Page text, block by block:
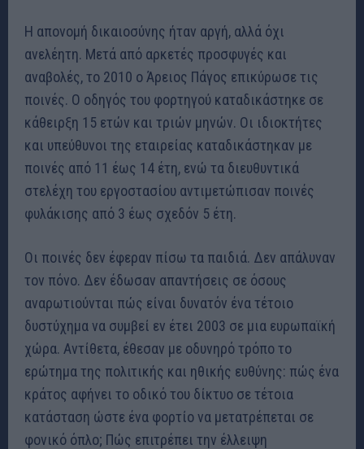
Η απονομή δικαιοσύνης ήταν αργή, αλλά όχι
ανελέητη. Μετά από αρκετές προσφυγές και
αναβολές, το 2010 ο Άρειος Πάγος επικύρωσε τις
ποινές. Ο οδηγός του φορτηγού καταδικάστηκε σε
κάθειρξη 15 ετών και τριών μηνών. Οι ιδιοκτήτες
και υπεύθυνοι της εταιρείας καταδικάστηκαν με
ποινές από 11 έως 14 έτη, ενώ τα διευθυντικά
στελέχη του εργοστασίου αντιμετώπισαν ποινές
φυλάκισης από 3 έως σχεδόν 5 έτη.
Οι ποινές δεν έφεραν πίσω τα παιδιά. Δεν απάλυναν
τον πόνο. Δεν έδωσαν απαντήσεις σε όσους
αναρωτιούνται πώς είναι δυνατόν ένα τέτοιο
δυστύχημα να συμβεί εν έτει 2003 σε μια ευρωπαϊκή
χώρα. Αντίθετα, έθεσαν με οδυνηρό τρόπο το
ερώτημα της πολιτικής και ηθικής ευθύνης: πώς ένα
κράτος αφήνει το οδικό του δίκτυο σε τέτοια
κατάσταση ώστε ένα φορτίο να μετατρέπεται σε
φονικό όπλο; Πώς επιτρέπει την έλλειψη